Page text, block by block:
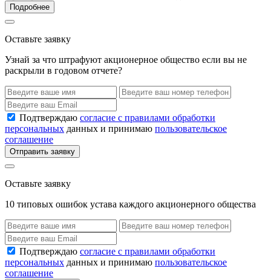
Подробнее
Оставьте заявку
Узнай за что штрафуют акционерное общество если вы не
раскрыли в годовом отчете?
Подтверждаю согласие с правилами обработки
персональных данных и принимаю пользовательское
соглашение
Отправить заявку
Оставьте заявку
10 типовых ошибок устава каждого акционерного общества
Подтверждаю согласие с правилами обработки
персональных данных и принимаю пользовательское
соглашение